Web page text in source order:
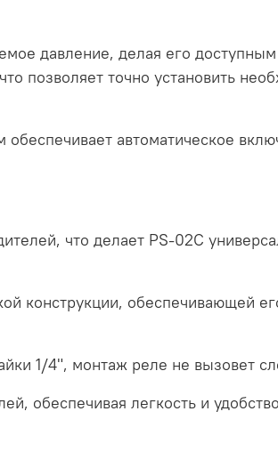
давление, делая его
позволяет точно установить
автоматическое
что делает PS-02C
конструкции, обеспечивающей
1/4", монтаж реле не вызовет
обеспечивая легкость и